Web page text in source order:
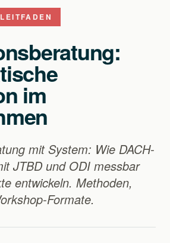
im
mit System: Wie DACH-
JTBD und ODI messbar
entwickeln. Methoden,
Formate.